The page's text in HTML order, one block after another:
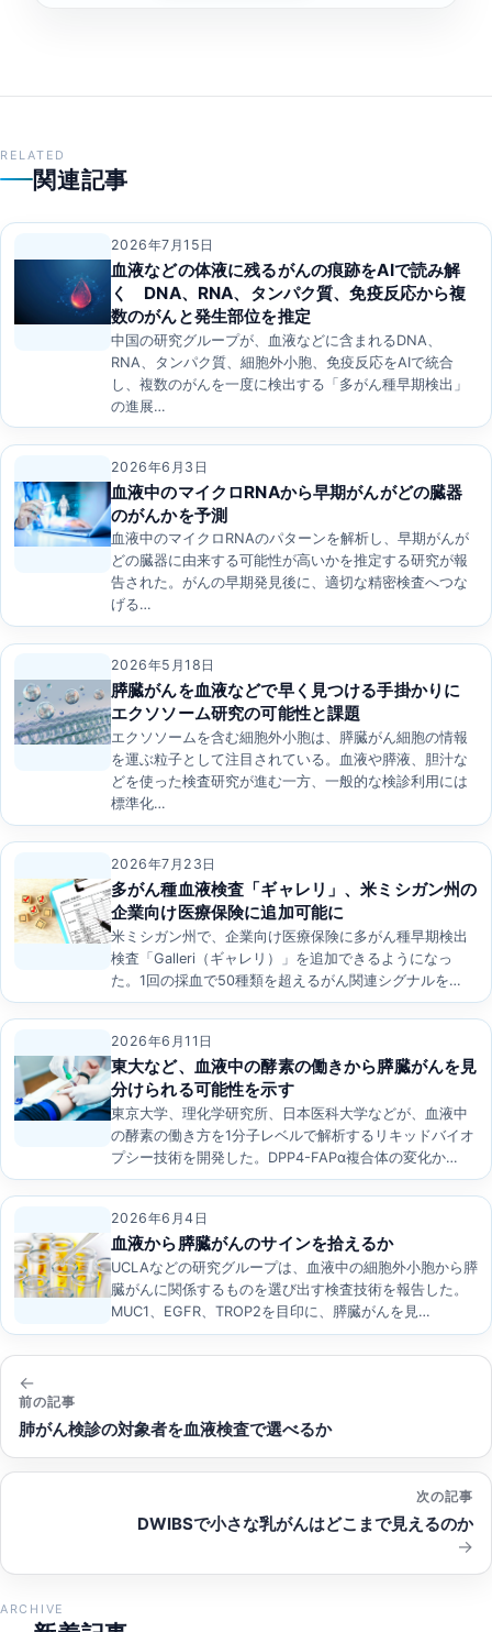
RELATED
関連記事
2026年7月15日
血液などの体液に残るがんの痕跡をAIで読み解
く DNA、RNA、タンパク質、免疫反応から複
数のがんと発生部位を推定
中国の研究グループが、血液などに含まれるDNA、
RNA、タンパク質、細胞外小胞、免疫反応をAIで統合
し、複数のがんを一度に検出する「多がん種早期検出」
の進展…
2026年6月3日
血液中のマイクロRNAから早期がんがどの臓器
のがんかを予測
血液中のマイクロRNAのパターンを解析し、早期がんが
どの臓器に由来する可能性が高いかを推定する研究が報
告された。がんの早期発見後に、適切な精密検査へつな
げる…
2026年5月18日
膵臓がんを血液などで早く見つける手掛かりに
エクソソーム研究の可能性と課題
エクソソームを含む細胞外小胞は、膵臓がん細胞の情報
を運ぶ粒子として注目されている。血液や膵液、胆汁な
どを使った検査研究が進む一方、一般的な検診利用には
標準化…
2026年7月23日
多がん種血液検査「ギャレリ」、米ミシガン州の
企業向け医療保険に追加可能に
米ミシガン州で、企業向け医療保険に多がん種早期検出
検査「Galleri（ギャレリ）」を追加できるようになっ
た。1回の採血で50種類を超えるがん関連シグナルを…
2026年6月11日
東大など、血液中の酵素の働きから膵臓がんを見
分けられる可能性を示す
東京大学、理化学研究所、日本医科大学などが、血液中
の酵素の働き方を1分子レベルで解析するリキッドバイオ
プシー技術を開発した。DPP4-FAPα複合体の変化か…
2026年6月4日
血液から膵臓がんのサインを拾えるか
UCLAなどの研究グループは、血液中の細胞外小胞から膵
臓がんに関係するものを選び出す検査技術を報告した。
MUC1、EGFR、TROP2を目印に、膵臓がんを見…
投
稿
ナ
ビ
シ
ョ
前の記事
肺がん検診の対象者を血液検査で選べるか
次の記事
DWIBSで小さな乳がんはどこまで見えるのか
ARCHIVE